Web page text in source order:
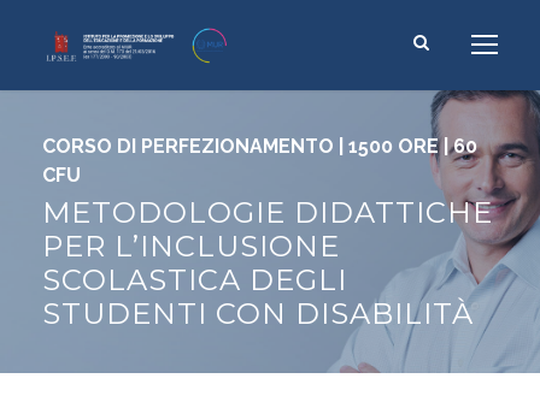
CORSO DI PERFEZIONAMENTO | 1500 ORE | 60
CFU
METODOLOGIE DIDATTICHE
PER L’INCLUSIONE
SCOLASTICA DEGLI
STUDENTI CON DISABILITÀ